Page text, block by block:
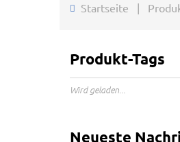
Startseite |
Produkt-Tags
Wird geladen...
Neueste